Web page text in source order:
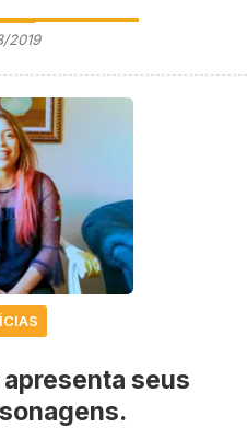
2019
seus